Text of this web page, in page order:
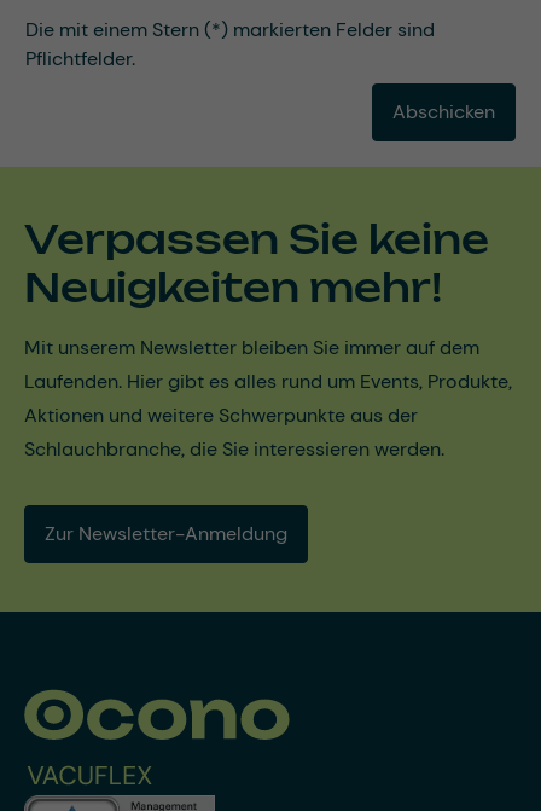
Die mit einem Stern (*) markierten Felder sind
Pflichtfelder.
Abschicken
Verpassen Sie keine
Neuigkeiten mehr!
Mit unserem Newsletter bleiben Sie immer auf dem
Laufenden. Hier gibt es alles rund um Events, Produkte,
Aktionen und weitere Schwerpunkte aus der
Schlauchbranche, die Sie interessieren werden.
Zur Newsletter-Anmeldung